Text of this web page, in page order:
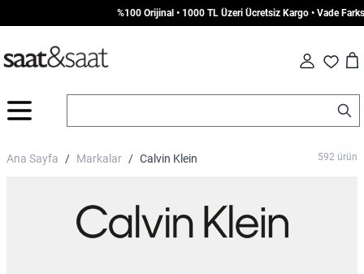
%100 Orijinal • 1000 TL Üzeri Ücretsiz Kargo • Vade Farksız 7 Aya
Fav Cart
Ana Sayfa / Markalar / Calvin Klein 592 ürün